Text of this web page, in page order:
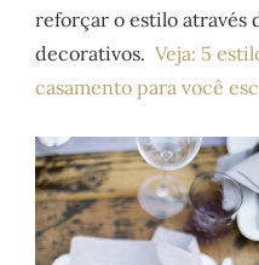
reforçar o estilo através
decorativos.Veja: 5
casamento para você